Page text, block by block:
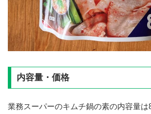
内容量・価格
業務スーパーのキムチ鍋の素の内容量は